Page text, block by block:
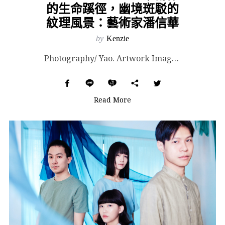
的生命蹊徑，幽境斑駁的
紋理風景：藝術家潘信華
by Kenzie
Photography/ Yao. Artwork Images Courtesy of Hiro ...
Read More